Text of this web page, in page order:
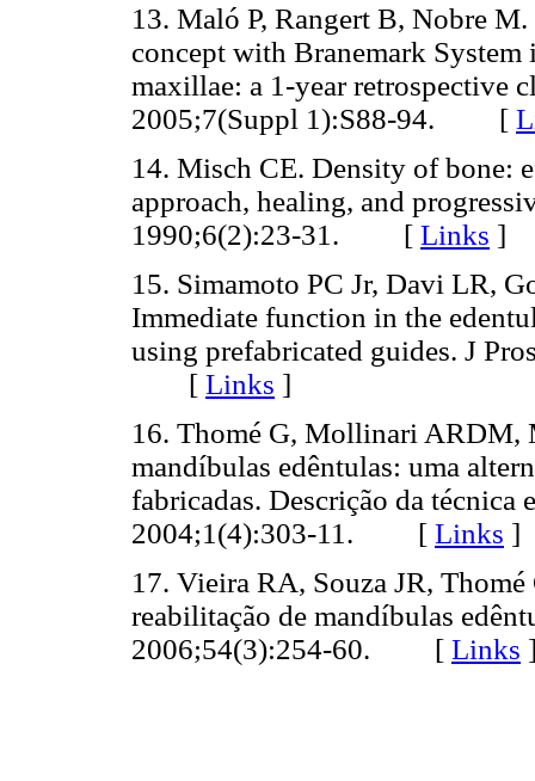
13. Maló P, Rangert B, Nobre
concept with Branemark
maxillae: a 1-year retrospective
2005;7(Suppl 1):S88-94. [
14. Misch CE. Density of bone:
approach, healing, and
1990;6(2):23-31. [ Links ]
15. Simamoto PC Jr, Davi LR,
Immediate function in the
using prefabricated guides. J
[ Links ]
16. Thomé G, Mollinari ARDM,
mandíbulas edêntulas: uma
fabricadas. Descrição da
2004;1(4):303-11. [ Links ]
17. Vieira RA, Souza JR,
reabilitação de mandíbulas
2006;54(3):254-60. [ Links